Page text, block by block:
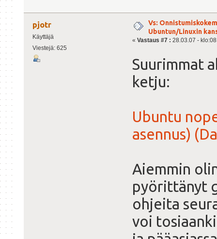
pjotr
Käyttäjä
Viestejä: 625
Vs:
Ubuntun/Linuxin
« Vastaus #7 : 28.03.07 -
Suurimmat
ketju:
Ubuntu
asennus)
Aiemmin
pyörittänyt
ohjeita
voi